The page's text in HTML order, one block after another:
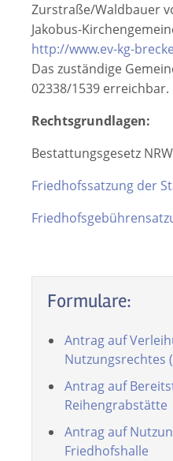
Zurstraße/Waldbauer
Jakobus-
http://www.ev-kg-
Das zuständige
02338/1539 erreichbar.
Rechtsgrundlagen:
Bestattungsgesetz
Friedhofssatzung der
Formulare:
Antrag auf
Nutzungsrechtes
Antrag auf
Reihengrabstätte
Antrag auf
Friedhofshalle